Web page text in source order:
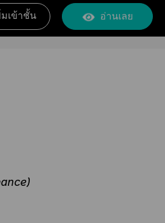
มเข้าชั้น อ่านเลย